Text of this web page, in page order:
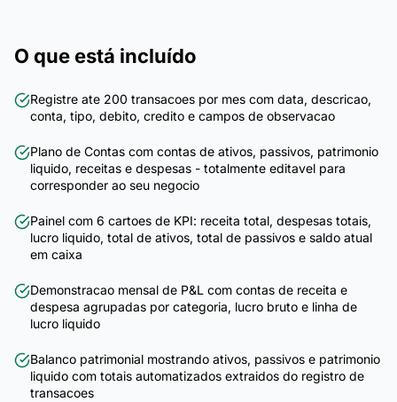
O que está incluído
Registre ate 200 transacoes por mes com data, descricao,
conta, tipo, debito, credito e campos de observacao
Plano de Contas com contas de ativos, passivos, patrimonio
liquido, receitas e despesas - totalmente editavel para
corresponder ao seu negocio
Painel com 6 cartoes de KPI: receita total, despesas totais,
lucro liquido, total de ativos, total de passivos e saldo atual
em caixa
Demonstracao mensal de P&L com contas de receita e
despesa agrupadas por categoria, lucro bruto e linha de
lucro liquido
Balanco patrimonial mostrando ativos, passivos e patrimonio
liquido com totais automatizados extraidos do registro de
transacoes